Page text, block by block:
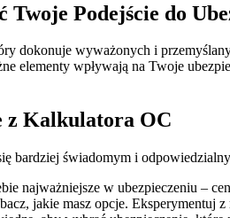
Podejście do
dokonuje wyważonych i
elementy wpływają na Twoje
z Kalkulatora OC
bardziej świadomym i
najważniejsze w ubezpieczeniu –
jakie masz opcje. Eksperymentuj